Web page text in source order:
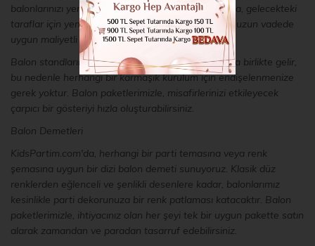
balonlarınızı yerinde tutmanızı kolaylaştırırlar. Ayrıca, gelecekteki
taraflar için yeniden kullanılabilirler ve bu da onları uzun vadede
uygun maliyetli bir seçenek haline getirir.
Balon standlarımızın montajı kolaydır ve talimatlarla birlikte gelir,
bu nedenle herhangi bir karmaşık kurulum için endişelenmenize
gerek yoktur. Balon paketlerimizle, misafirlerinizi etkileyecek
çarpıcı bir gösteriyi hızla oluşturabilirsiniz.
Balon Demetleri
KidsPartim.com'da, herhangi bir parti temasına veya renk
şemasına uygun bir dizi balon demeti sunuyoruz. Klasik düz
renklerden eğlenceli ve şenlikli desenlere kadar, balonlarımız
kesinlikle parti dekorunuza bir renk patlaması katacaktır. Balon
paketlerimizle, ihtiyacınız olan her şeyi tek bir uygun pakette satın
alarak zamandan ve paradan tasarruf edebilirsiniz.